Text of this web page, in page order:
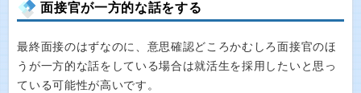
面接官が一方的な話をする
最終面接のはずなのに、意思確認どころかむしろ面接官のほ
うが一方的な話をしている場合は就活生を採用したいと思っ
ている可能性が高いです。